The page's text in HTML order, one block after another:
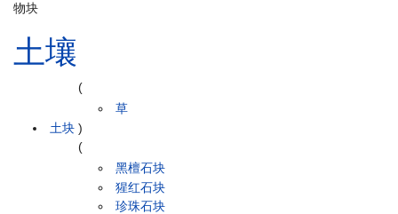
物块
土壤
土块
(
草
)
(
黑檀石块
猩红石块
珍珠石块